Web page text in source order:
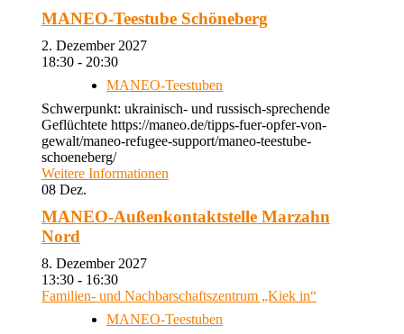
MANEO-Teestube Schöneberg
2. Dezember 2027
18:30 - 20:30
MANEO-Teestuben
Schwerpunkt: ukrainisch- und russisch-sprechende
Geflüchtete https://maneo.de/tipps-fuer-opfer-von-
gewalt/maneo-refugee-support/maneo-teestube-
schoeneberg/
Weitere Informationen
08 Dez.
MANEO-Außenkontaktstelle Marzahn
Nord
8. Dezember 2027
13:30 - 16:30
Familien- und Nachbarschaftszentrum „Kiek in“
MANEO-Teestuben